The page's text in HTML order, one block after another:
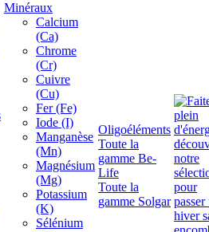
Minéraux
Calcium
(Ca)
Chrome
(Cr)
Cuivre
(Cu)
Fer (Fe)
Iode (I)
Manganèse
(Mn)
Magnésium
(Mg)
Potassium
(K)
Sélénium
Oligoéléments
Toute la
gamme Be-
Life
Toute la
gamme Solgar